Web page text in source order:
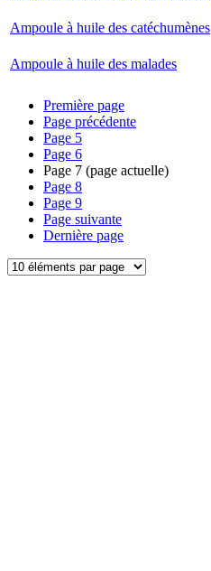
Ampoule à huile des catéchumènes
Ampoule à huile des malades
Première page
Page précédente
Page 5
Page 6
Page 7 (page actuelle)
Page 8
Page 9
Page suivante
Dernière page